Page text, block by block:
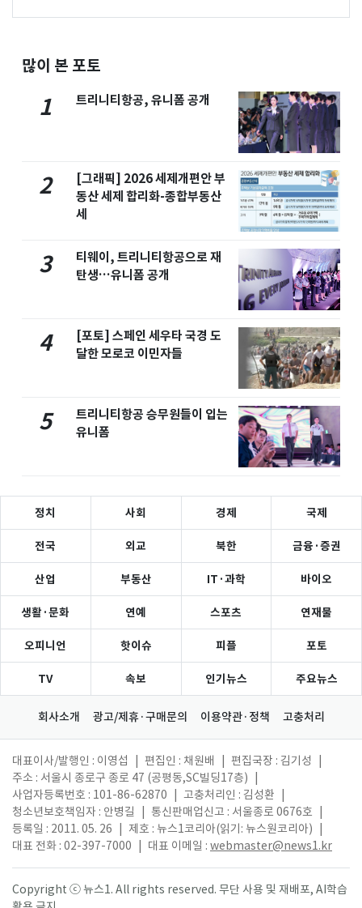
많이 본 포토
1 트리니티항공, 유니폼 공개
2
[그래픽] 2026 세제개편안 부
동산 세제 합리화-종합부동산
세
3
티웨이, 트리니티항공으로 재
탄생…유니폼 공개
4
[포토] 스페인 세우타 국경 도
달한 모로코 이민자들
5
트리니티항공 승무원들이 입는
유니폼
정치 사회 경제 국제
전국 외교 북한 금융·증권
산업 부동산 IT·과학 바이오
생활·문화 연예 스포츠 연재물
오피니언 핫이슈 피플 포토
TV 속보 인기뉴스 주요뉴스
회사소개 광고/제휴·구매문의 이용약관·정책 고충처리
대표이사/발행인 : 이영섭 편집인 : 채원배 편집국장 : 김기성
주소 : 서울시 종로구 종로 47 (공평동,SC빌딩17층)
사업자등록번호 : 101-86-62870
고충처리인 : 김성환
청소년보호책임자 : 안병길
통신판매업신고 : 서울종로 0676호
등록일 : 2011. 05. 26
제호 : 뉴스1코리아(읽기: 뉴스원코리아)
대표 전화 : 02-397-7000
대표 이메일 : webmaster@news1.kr
Copyright ⓒ 뉴스1. All rights reserved. 무단 사용 및 재배포, AI학습